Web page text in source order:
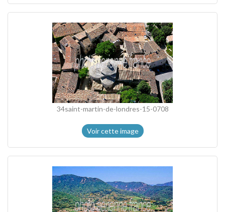
34saint-martin-de-londres-15-0708
Voir cette image